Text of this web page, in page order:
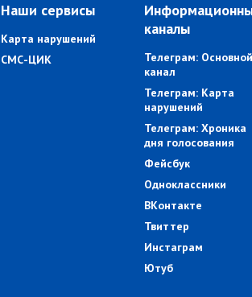
Наши сервисы
Карта нарушений
СМС-ЦИК
каналы
Телеграм: Основной
канал
Телеграм: Карта
нарушений
Телеграм: Хроника
дня голосования
Фейсбук
Одноклассники
ВКонтакте
Твиттер
Инстаграм
Ютуб